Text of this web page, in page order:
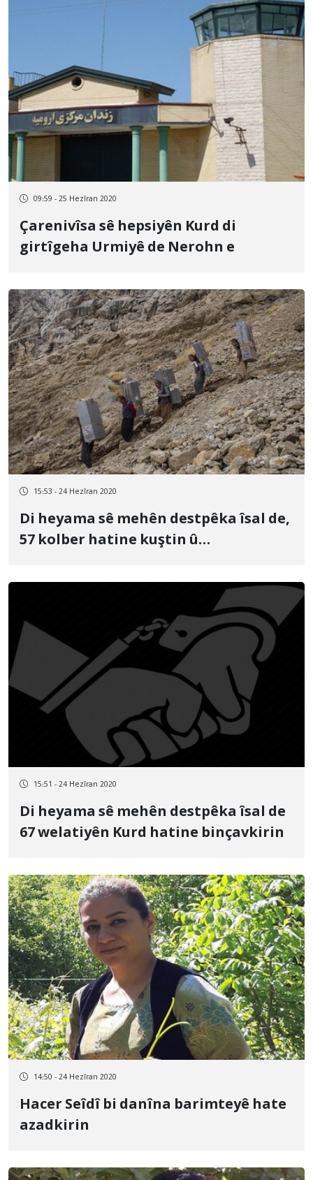
09:59 - 25 Hezîran 2020
Çarenivîsa sê hepsiyên Kurd di
girtîgeha Urmiyê de Nerohn e
15:53 - 24 Hezîran 2020
Di heyama sê mehên destpêka îsal de,
57 kolber hatine kuştin û
15:51 - 24 Hezîran 2020
Di heyama sê mehên destpêka îsal de
67 welatiyên Kurd hatine binçavkirin
14:50 - 24 Hezîran 2020
Hacer Seîdî bi danîna barimteyê hate
azadkirin